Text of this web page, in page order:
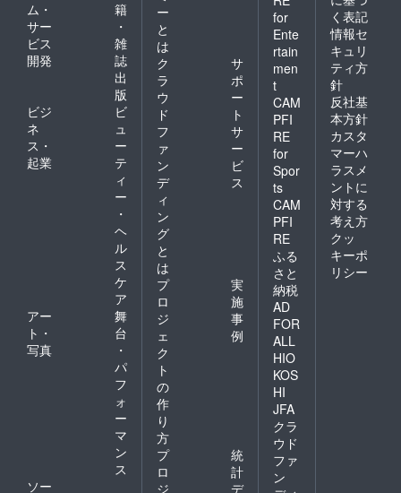
ム・
サー
ビス
開発
籍
・
雑
誌
出
版
ビジ
ネ
ス・
起業
ビ
ュ
ー
テ
ィ
ー
・
ヘ
ル
ス
ケ
ア
アー
ト・
写真
舞
台
・
パ
フ
ォ
ー
マ
ン
ス
ソー
ー
と
は
ク
ラ
ウ
ド
フ
ァ
ン
デ
ィ
ン
グ
と
は
サ
ポ
ー
ト
サ
ー
ビ
ス
プ
ロ
ジ
ェ
ク
ト
の
作
り
方
実
施
事
例
プ
ロ
ジ
統
計
デ
for
Ente
rtain
men
t
CAM
PFI
RE
for
Spor
ts
CAM
PFI
RE
ふる
さと
納税
AD
FOR
ALL
HIO
KOS
HI
JFA
クラ
ウド
ファ
ン
く表記
情報セ
キュリ
ティ方
針
反社基
本方針
カスタ
マーハ
ラスメ
ントに
対する
考え方
クッ
キーポ
リシー